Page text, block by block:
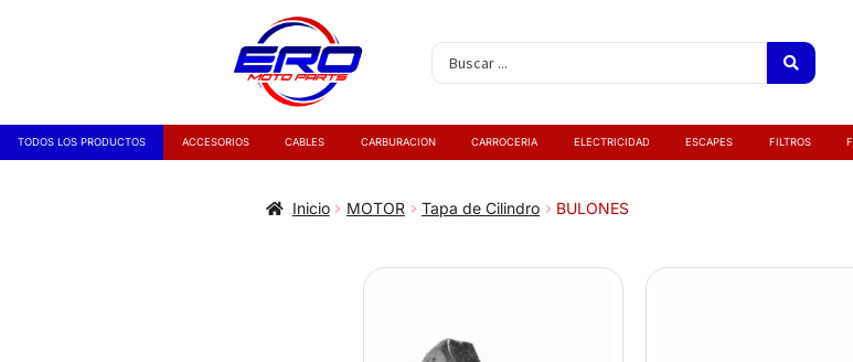
TODOS LOS PRODUCTOS ACCESORIOS CABLES CARBURACION CARROCERIA ELECTRICIDAD ESCAPES FILTROS
Inicio MOTOR Tapa de Cilindro BULONES